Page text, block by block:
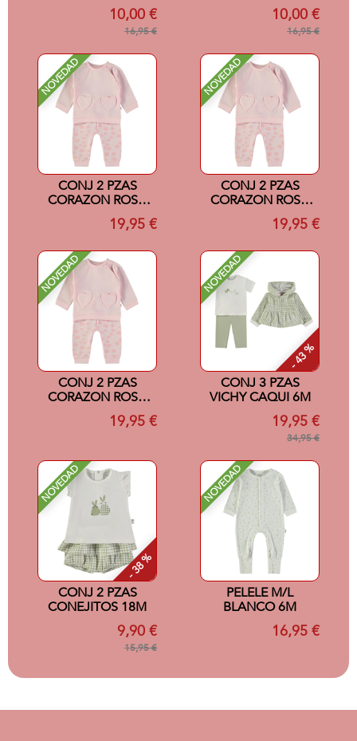
10,00 €
16,95 €
10,00 €
16,95 €
NOVEDAD
CONJ 2 PZAS
CORAZON ROSA
19,95 €
NOVEDAD
CONJ 2 PZAS
CORAZON ROSA
19,95 €
NOVEDAD
CONJ 2 PZAS
CORAZON ROSA
19,95 €
NOVEDAD
- 43 %
CONJ 3 PZAS
VICHY CAQUI 6M
19,95 €
34,95 €
NOVEDAD
- 38 %
CONJ 2 PZAS
CONEJITOS 18M
9,90 €
15,95 €
NOVEDAD
PELELE M/L
BLANCO 6M
16,95 €